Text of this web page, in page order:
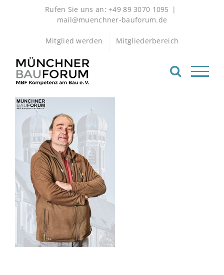
Rufen Sie uns an: +49 89 3070 1095 |
mail@muenchner-bauforum.de
Mitglied werden Mitgliederbereich